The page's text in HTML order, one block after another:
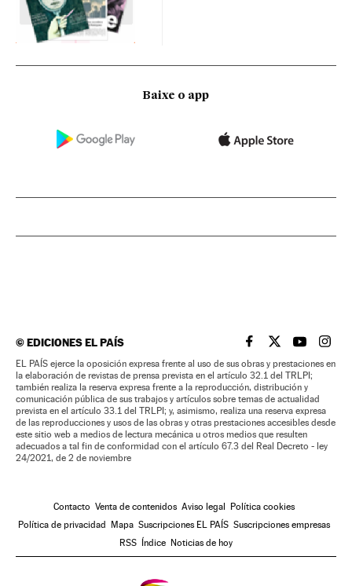
Baixe o app
©EDICIONES EL PAÍS EL PAÍS BRASIL EN
EL PAÍSEL PAÍS
EL
EL PAÍS ejerce la oposición expresa frente al uso de sus obras y prestaciones en
la elaboración de revistas de prensa prevista en el artículo 32.1 del TRLPI;
también realiza la reserva expresa frente a la reproducción, distribución y
comunicación pública de sus trabajos y artículos sobre temas de actualidad
prevista en el artículo 33.1 del TRLPI; y, asimismo, realiza una reserva expresa
de las reproducciones y usos de las obras y otras prestaciones accesibles desde
este sitio web a medios de lectura mecánica u otros medios que resulten
adecuados a tal fin de conformidad con el artículo 67.3 del Real Decreto - ley
24/2021, de 2 de noviembre
Contacto Venta de contenidos Aviso legal
Política cookies
Política de privacidad
Mapa Suscripciones EL PAÍS Suscripciones empresas
RSS
Índice Noticias de hoy